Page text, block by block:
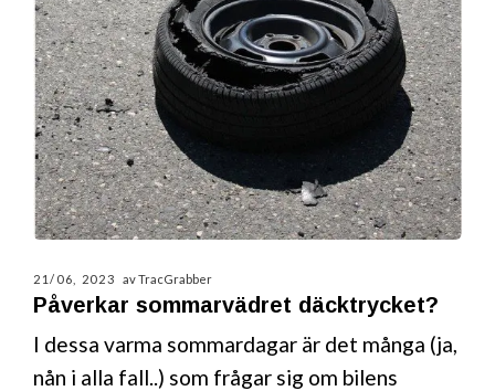
21/06, 2023 av TracGrabber
Påverkar sommarvädret däcktrycket?
I dessa varma sommardagar är det många (ja,
nån i alla fall..) som frågar sig om bilens